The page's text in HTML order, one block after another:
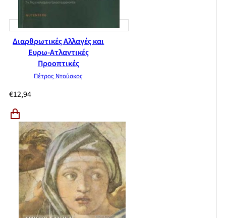
Διαρθρωτικές Αλλαγές και
Ευρω-Ατλαντικές
Προοπτικές
Πέτρος Ντούσκος
€12,94